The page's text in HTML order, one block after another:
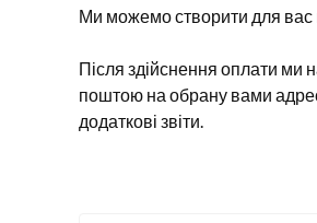
Ми можемо створити для вас
Після здійснення оплати ми
поштою на обрану вами
додаткові звіти.